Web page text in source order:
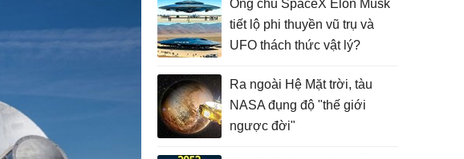
Ông chủ SpaceX Elon Musk
tiết lộ phi thuyền vũ trụ và
UFO thách thức vật lý?
Ra ngoài Hệ Mặt trời, tàu
NASA đụng độ "thế giới
ngược đời"